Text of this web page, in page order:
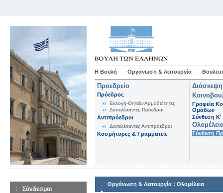
Η Βουλή Οργάνωση & Λειτουργία
Προεδρείο
Πρόεδρος
Εκλογή-Θητεία-Αρμοδιότητες
Διατελέσαντες Πρόεδροι
Αντιπρόεδροι
Διατελέσαντες Αντιπρόεδροι
Κοσμήτορες & Γραμματείς
Γραφεία
Ομάδων
Σύνθεση K'
Σύνθεση
Σύνδεσμοι
Οργάνωση & Λειτουργία : Ολομέλεια